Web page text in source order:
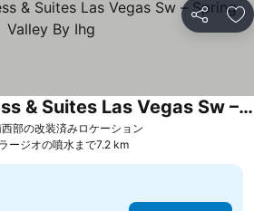
シェア お
部の改装済みロケーション
Holiday Inn Express & Suites Las Vegas Sw – Spring Valley By Ihg
ージオの噴水まで7.2 km